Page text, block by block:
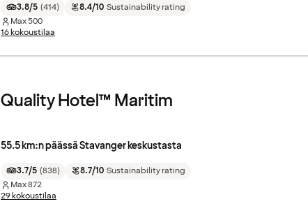
3.8/5 (414) 8.4/10 Sustainability rating
Max500
16 kokoustilaa
Quality Hotel™ Maritim
55.5 km:n päässä Stavanger keskustasta
3.7/5 (838) 8.7/10 Sustainability rating
Max872
29 kokoustilaa